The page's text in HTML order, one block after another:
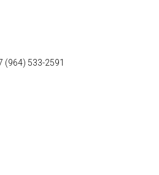
(964) 533-2591